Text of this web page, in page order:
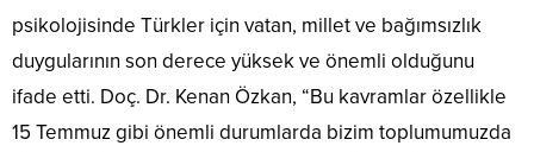
psikolojisinde Türkler için vatan, millet ve bağımsızlık
duygularının son derece yüksek ve önemli olduğunu
ifade etti. Doç. Dr. Kenan Özkan, “Bu kavramlar özellikle
15 Temmuz gibi önemli durumlarda bizim toplumumuzda